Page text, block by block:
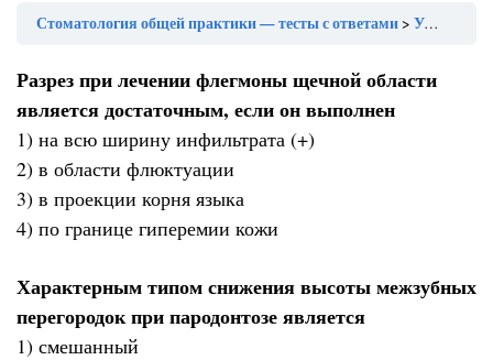
Стоматология общей практики — тесты с ответами Урок №53 «в какой области стоматологии чаще всего используется микроскоп?»
Разрез при лечении флегмоны щечной области
является достаточным, если он выполнен
1) на всю ширину инфильтрата (+)
2) в области флюктуации
3) в проекции корня языка
4) по границе гиперемии кожи
Характерным типом снижения высоты межзубных
перегородок при пародонтозе является
1) смешанный